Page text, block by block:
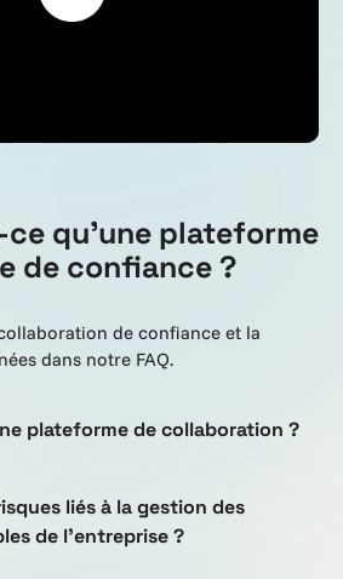
ce qu'une plateforme
de confiance ?
de confiance et la
dans notre FAQ.
plateforme de collaboration ?
liés à la gestion des
de l’entreprise ?